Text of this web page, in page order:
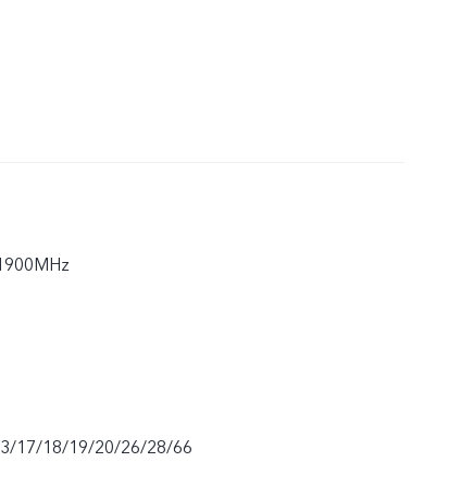
17/18/19/20/26/28/66